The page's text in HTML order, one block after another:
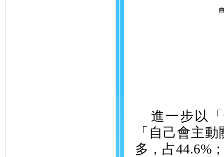
進一步以
「自己會主
多，占44.6%